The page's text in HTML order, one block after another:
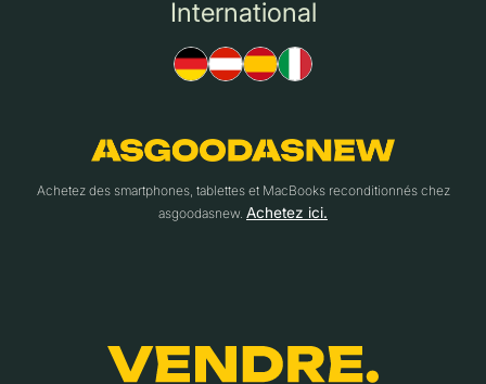
International
Achetez des smartphones, tablettes et MacBooks reconditionnés chez
asgoodasnew. Achetez ici.